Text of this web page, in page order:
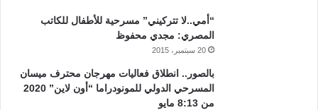
“أمي..لا تتركيني” مسرحية للأطفال للكاتب
المصري: مجدي محفوظ
20 سبتمبر، 2015
بالصور.. انطلاق فعاليات مهرجان محترف ميسان
المسرحي الدولي للمونودراما “أون لاين” 2020
من 8:13 مايو